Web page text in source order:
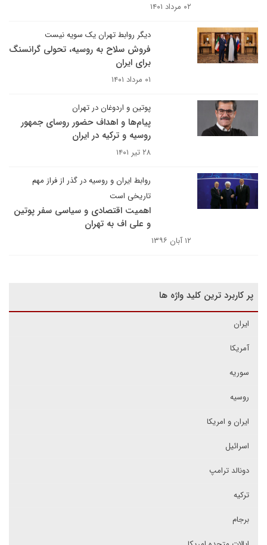
۰۲ مرداد ۱۴۰۱
دیگر روابط تهران یک سویه نیست
فروش سلاح به روسیه، تحولی گرانسنگ
برای ایران
۰۱ مرداد ۱۴۰۱
پوتین و اردوغان در تهران
پیام‌ها و اهداف حضور روسای جمهور
روسیه و ترکیه در ایران
۲۸ تیر ۱۴۰۱
روابط ایران و روسیه در گذر از فراز مهم
تاریخی است
اهمیت اقتصادی و سیاسی سفر پوتین
و علی اف به تهران
۱۲ آبان ۱۳۹۶
پر کاربرد ترین کلید واژه ها
ایران
آمریکا
سوریه
روسیه
ایران و امریکا
اسرائیل
دونالد ترامپ
ترکیه
برجام